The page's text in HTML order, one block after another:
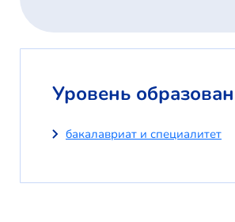
Уровень
бакалавриат и специалитет